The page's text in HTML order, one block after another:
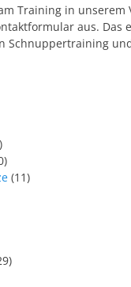
Training in unserem
aus. Das
Schnuppertraining
(11)